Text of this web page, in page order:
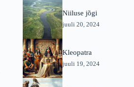
Niiluse jõgi
juuli 20, 2024
Kleopatra
juuli 19, 2024